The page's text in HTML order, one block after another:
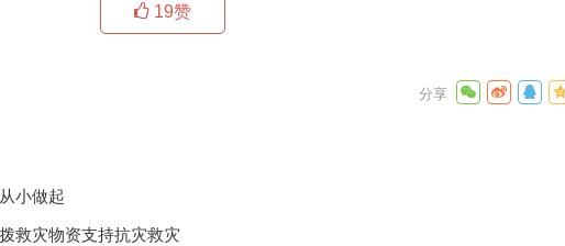
19赞
小做起
救灾物资支持抗灾救灾